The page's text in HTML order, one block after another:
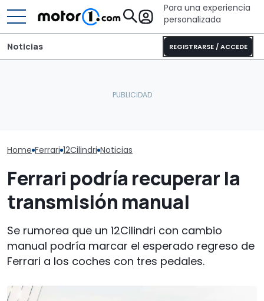
Para una experiencia
personalizada
REGISTRARSE / ACCEDE
Noticias
Home Ferrari 12Cilindri Noticias
Ferrari podría recuperar la
transmisión manual
Se rumorea que un 12Cilindri con cambio
manual podría marcar el esperado regreso de
Ferrari a los coches con tres pedales.